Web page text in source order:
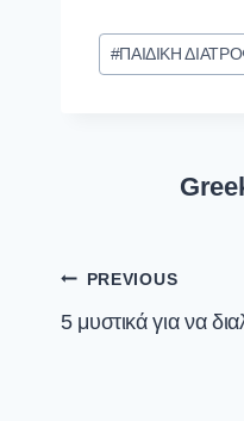
Post
Tags:
#ΠΑΙΔΙΚΗ
Post
navigation
PREVIOUS
5 μυστικά για να